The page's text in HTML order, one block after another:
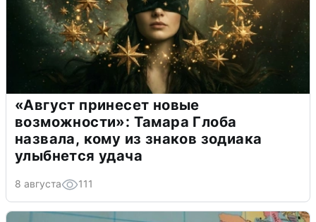
«Август принесет новые
возможности»: Тамара Глоба
назвала, кому из знаков зодиака
улыбнется удача
8 августа 111